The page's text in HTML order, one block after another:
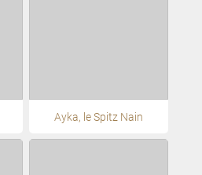
Ayka, le Spitz Nain